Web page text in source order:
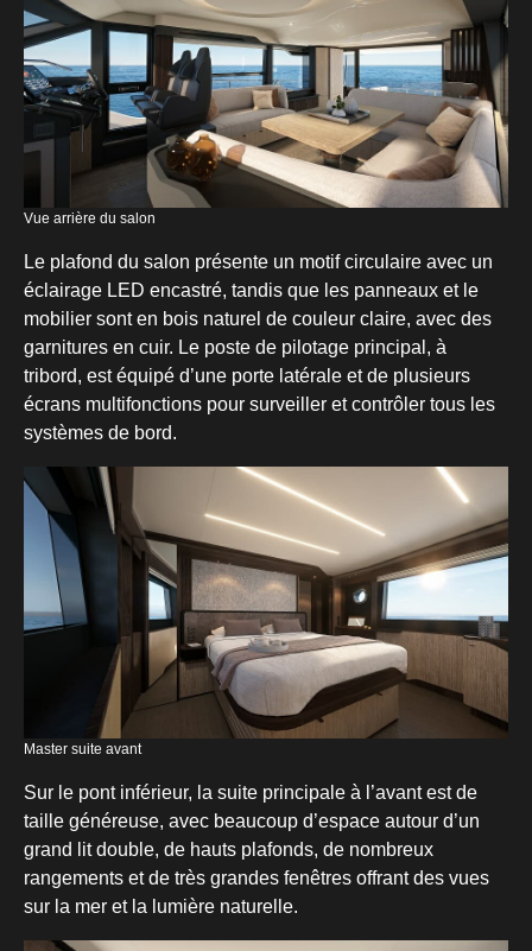
Le plafond du salon présente un motif circulaire avec un
éclairage LED encastré, tandis que les panneaux et le
mobilier sont en bois naturel de couleur claire, avec des
garnitures en cuir. Le poste de pilotage principal, à
tribord, est équipé d’une porte latérale et de plusieurs
écrans multifonctions pour surveiller et contrôler tous les
systèmes de bord.
Sur le pont inférieur, la suite principale à l’avant est de
taille généreuse, avec beaucoup d’espace autour d’un
grand lit double, de hauts plafonds, de nombreux
rangements et de très grandes fenêtres offrant des vues
sur la mer et la lumière naturelle.